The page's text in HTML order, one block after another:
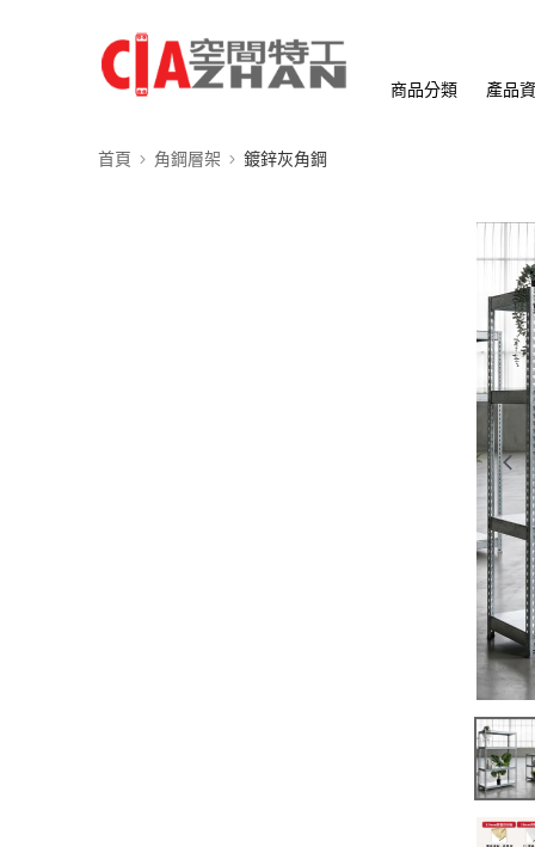
商品分類 產品
首頁 角鋼層架 鍍鋅灰角鋼